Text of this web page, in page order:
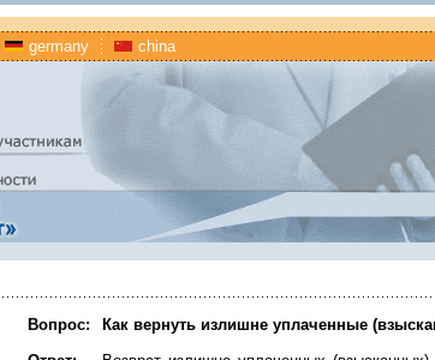
germany china
Вопрос:
Как вернуть излишне уплаченные